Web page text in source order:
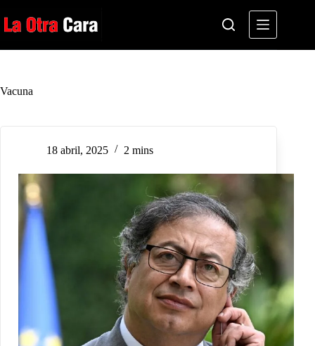
al
contenido
Vacuna
18 abril, 2025 2 mins